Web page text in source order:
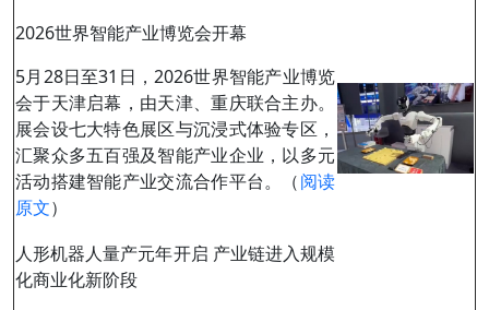
2026世界智能产业博览会开幕
5月28日至31日，2026世界智能产业博览
会于天津启幕，由天津、重庆联合主办。
展会设七大特色展区与沉浸式体验专区，
汇聚众多五百强及智能产业企业，以多元
活动搭建智能产业交流合作平台。（阅读
原文）
人形机器人量产元年开启 产业链进入规模
化商业化新阶段